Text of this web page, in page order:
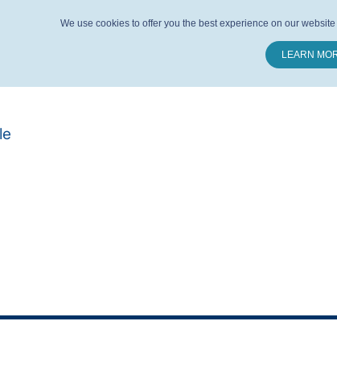
We use cookies to offer you the best experience on our
LEARN